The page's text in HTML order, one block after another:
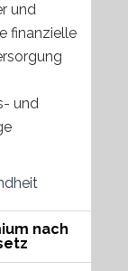
und
finanzielle
und
nach